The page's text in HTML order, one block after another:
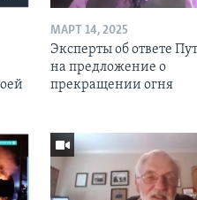
МАРТ 14, 2025
Эксперты об ответе
на предложение о
прекращении огня